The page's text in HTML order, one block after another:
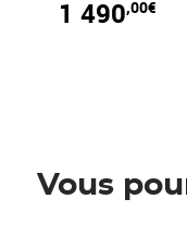
1 490,00€
Vous